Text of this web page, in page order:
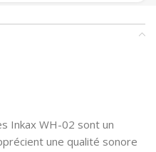
Inkax WH-02 sont un
une qualité sonore